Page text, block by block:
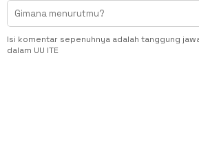
Isi komentar sepenuhnya adalah tanggung
dalam UU ITE